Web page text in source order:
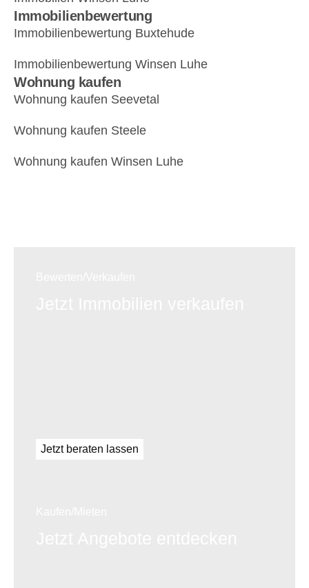
Immobilienbewertung
Immobilienbewertung Buxtehude
Immobilienbewertung Winsen Luhe
Wohnung kaufen
Wohnung kaufen Seevetal
Wohnung kaufen Steele
Wohnung kaufen Winsen Luhe
Jetzt beraten lassen